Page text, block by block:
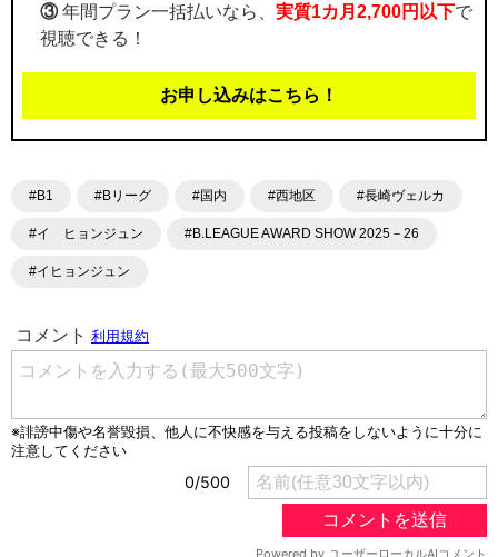
③年間プラン一括払いなら、 実質1カ月2,700円以下で
視聴できる！
お申し込みはこちら！
#B1 #Bリーグ #国内 #西地区 #長崎ヴェルカ
#イ ヒョンジュン #B.LEAGUE AWARD SHOW 2025－26
#イヒョンジュン